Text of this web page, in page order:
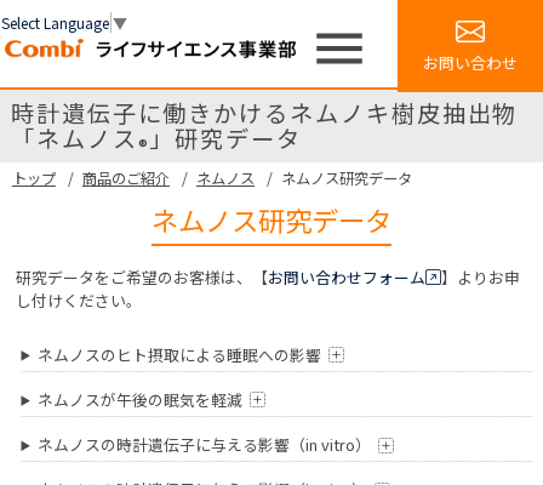
Select Language▼ menu お問い合わせ
時計遺伝子に働きかけるネムノキ樹皮抽出物
「ネムノス®」研究データ
トップ 商品のご紹介 ネムノス ネムノス研究データ
ネムノス研究データ
研究データをご希望のお客様は、【お問い合わせフォーム
】よりお申
し付けください。
ネムノスのヒト摂取による睡眠への影響
ネムノスが午後の眠気を軽減
ネムノスの時計遺伝子に与える影響（in vitro）